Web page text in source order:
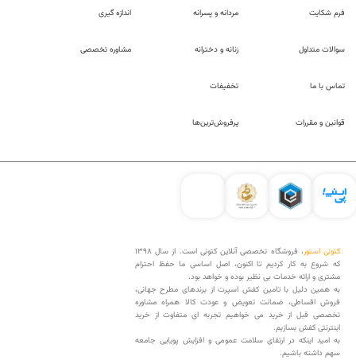
فرم شکایت
سوالات متداول
تماس با ما
قوانین و مقررات
مردانه و پسرانه
زنانه و دخترانه
تخفیفات
پرفروش‌ترین‌ها
اندازه گیری
مشاوره تخصصی
کتونی استور
، فروشگاه تخصصی آنلاین کتونی است. از سال 1398
که شروع به کار کردیم تا اکنون، اصل اساسی ما حفظ احترام
مشتری و ارائه خدمات بی نظیر بوده و خواهد بود.
به همین دلیل با تامین کفش اسپرت از برندهای مطرح جهانی،
فروش اقساطی، ضمانت تعویض و عودت کالا همراه مشاوره
تخصصی قبل از خرید می خواهیم تجربه ای متفاوت از خرید
اینترنتی کفش بسازیم.
به امید اینکه در ارتقای سلامت عمومی و افزایش پویایی جامعه
سهم داشته باشیم.